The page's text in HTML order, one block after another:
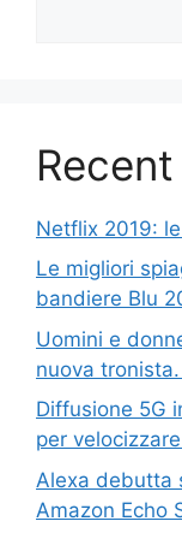
Netflix 2019:
Le migliori
bandiere Blu
Uomini e
nuova
Diffusione 5G
per
Alexa debutta
Amazon Echo